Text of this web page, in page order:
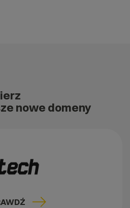
nowe domeny